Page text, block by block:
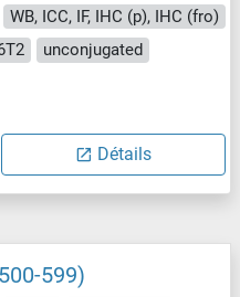
WB, ICC, IF, IHC (p), IHC (fro)
unconjugated
Détails
599)